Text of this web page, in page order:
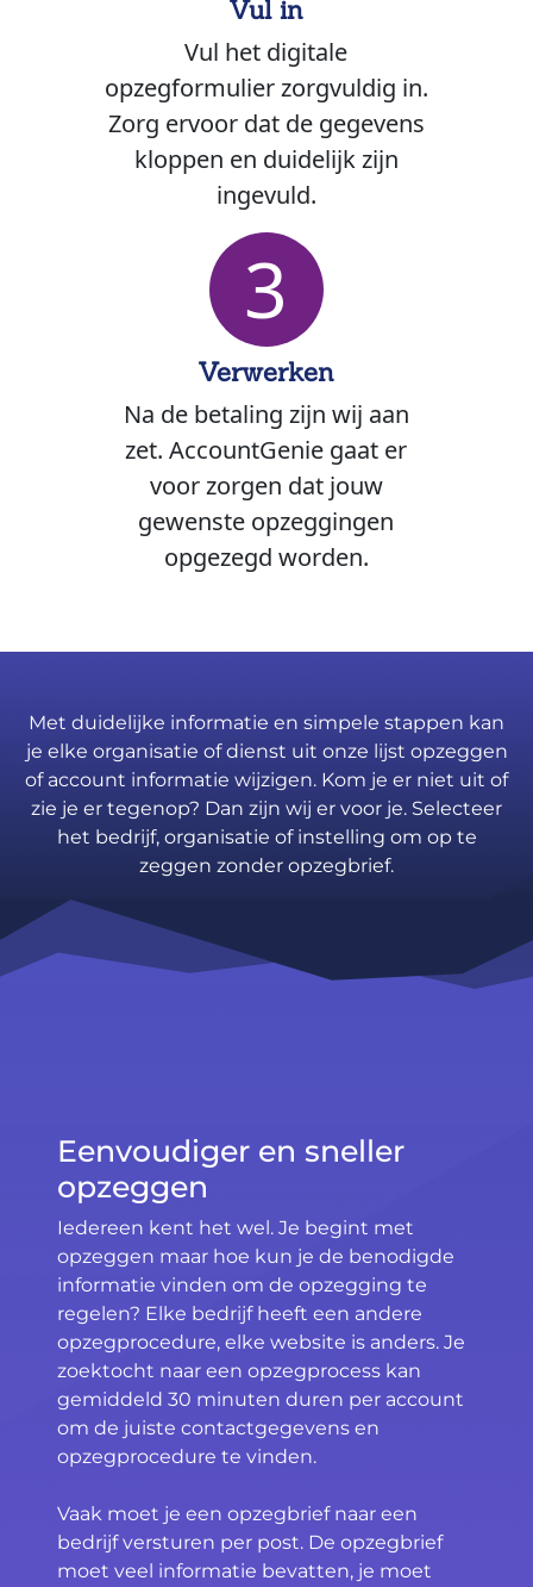
Vul in
Vul het digitale
opzegformulier zorgvuldig in.
Zorg ervoor dat de gegevens
kloppen en duidelijk zijn
ingevuld.
3
Verwerken
Na de betaling zijn wij aan
zet. AccountGenie gaat er
voor zorgen dat jouw
gewenste opzeggingen
opgezegd worden.
Met duidelijke informatie en simpele stappen kan
je elke organisatie of dienst uit onze lijst opzeggen
of account informatie wijzigen. Kom je er niet uit of
zie je er tegenop? Dan zijn wij er voor je. Selecteer
het bedrijf, organisatie of instelling om op te
zeggen zonder opzegbrief.
Eenvoudiger en sneller
opzeggen
Iedereen kent het wel. Je begint met
opzeggen maar hoe kun je de benodigde
informatie vinden om de opzegging te
regelen? Elke bedrijf heeft een andere
opzegprocedure, elke website is anders. Je
zoektocht naar een opzegprocess kan
gemiddeld 30 minuten duren per account
om de juiste contactgegevens en
opzegprocedure te vinden.
Vaak moet je een opzegbrief naar een
bedrijf versturen per post. De opzegbrief
moet veel informatie bevatten, je moet